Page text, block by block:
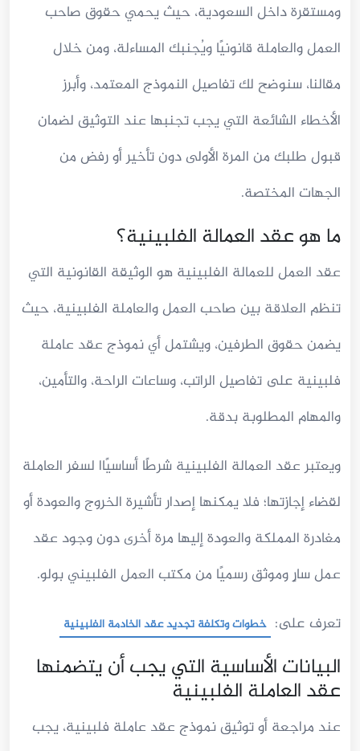
ومستقرة داخل السعودية، حيث يحمي حقوق صاحب
العمل والعاملة قانونيًا ويُجنبك المساءلة، ومن خلال
مقالنا، سنوضح لك تفاصيل النموذج المعتمد، وأبرز
الأخطاء الشائعة التي يجب تجنبها عند التوثيق لضمان
قبول طلبك من المرة الأولى دون تأخير أو رفض من
الجهات المختصة.
ما هو عقد العمالة الفلبينية؟
عقد العمل للعمالة الفلبينية هو الوثيقة القانونية التي
تنظم العلاقة بين صاحب العمل والعاملة الفلبينية، حيث
يضمن حقوق الطرفين، ويشتمل أي نموذج عقد عاملة
فلبينية على تفاصيل الراتب، وساعات الراحة، والتأمين،
والمهام المطلوبة بدقة.
ويعتبر عقد العمالة الفلبينية شرطًا أساسيًاا لسفر العاملة
لقضاء إجازتها؛ فلا يمكنها إصدار تأشيرة الخروج والعودة أو
مغادرة المملكة والعودة إليها مرة أخرى دون وجود عقد
عمل سارٍ وموثق رسميًا من مكتب العمل الفلبيني بولو.
تعرف على: خطوات وتكلفة تجديد عقد الخادمة الفلبينية
البيانات الأساسية التي يجب أن يتضمنها
عقد العاملة الفلبينية
عند مراجعة أو توثيق نموذج عقد عاملة فلبينية، يجب